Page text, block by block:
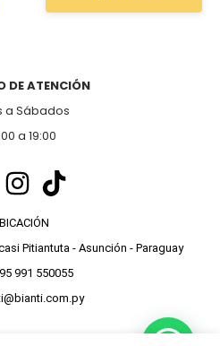
DE ATENCIÓN
a Sábados
a 19:00
Pitiantuta - Asunción - Paraguay
991 550055